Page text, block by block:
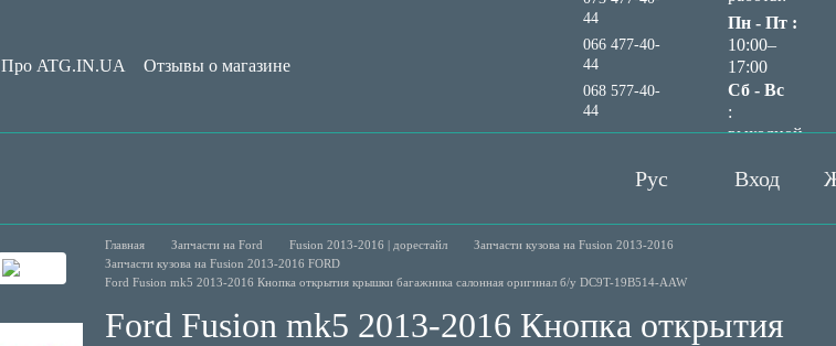
Про ATG.IN.UA
Отзывы о магазине
44
066 477-40-
44
068 577-40-
44
Перезвонить вам?
Пн - Пт :
10:00–
17:00
Сб - Вс
:
выходной
Рус Вход
Главная Запчасти на Ford Fusion 2013-2016 | дорестайл
Запчасти кузова на Fusion 2013-2016
Запчасти кузова на Fusion 2013-2016 FORD
Ford Fusion mk5 2013-2016 Кнопка открытия крышки багажника салонная оригинал б/у DC9T-19B514-AAW
Ford Fusion mk5 2013-2016 Кнопка открытия